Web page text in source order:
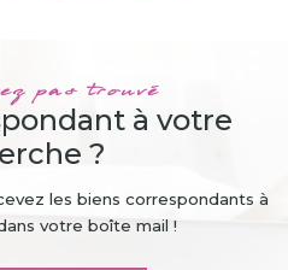
pas trouvé
à votre
?
les biens correspondants à
votre boîte mail !